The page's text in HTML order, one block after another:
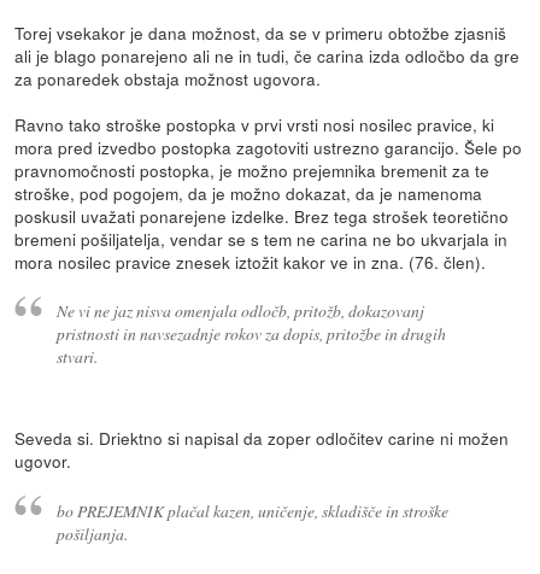
Torej vsekakor je dana možnost, da se v primeru obtožbe zjasniš
ali je blago ponarejeno ali ne in tudi, če carina izda odločbo da gre
za ponaredek obstaja možnost ugovora.
Ravno tako stroške postopka v prvi vrsti nosi nosilec pravice, ki
mora pred izvedbo postopka zagotoviti ustrezno garancijo. Šele po
pravnomočnosti postopka, je možno prejemnika bremenit za te
stroške, pod pogojem, da je možno dokazat, da je namenoma
poskusil uvažati ponarejene izdelke. Brez tega strošek teoretično
bremeni pošiljatelja, vendar se s tem ne carina ne bo ukvarjala in
mora nosilec pravice znesek iztožit kakor ve in zna. (76. člen).
Ne vi ne jaz nisva omenjala odločb, pritožb, dokazovanj
pristnosti in navsezadnje rokov za dopis, pritožbe in drugih
stvari.
Seveda si. Driektno si napisal da zoper odločitev carine ni možen
ugovor.
bo PREJEMNIK plačal kazen, uničenje, skladišče in stroške
pošiljanja.